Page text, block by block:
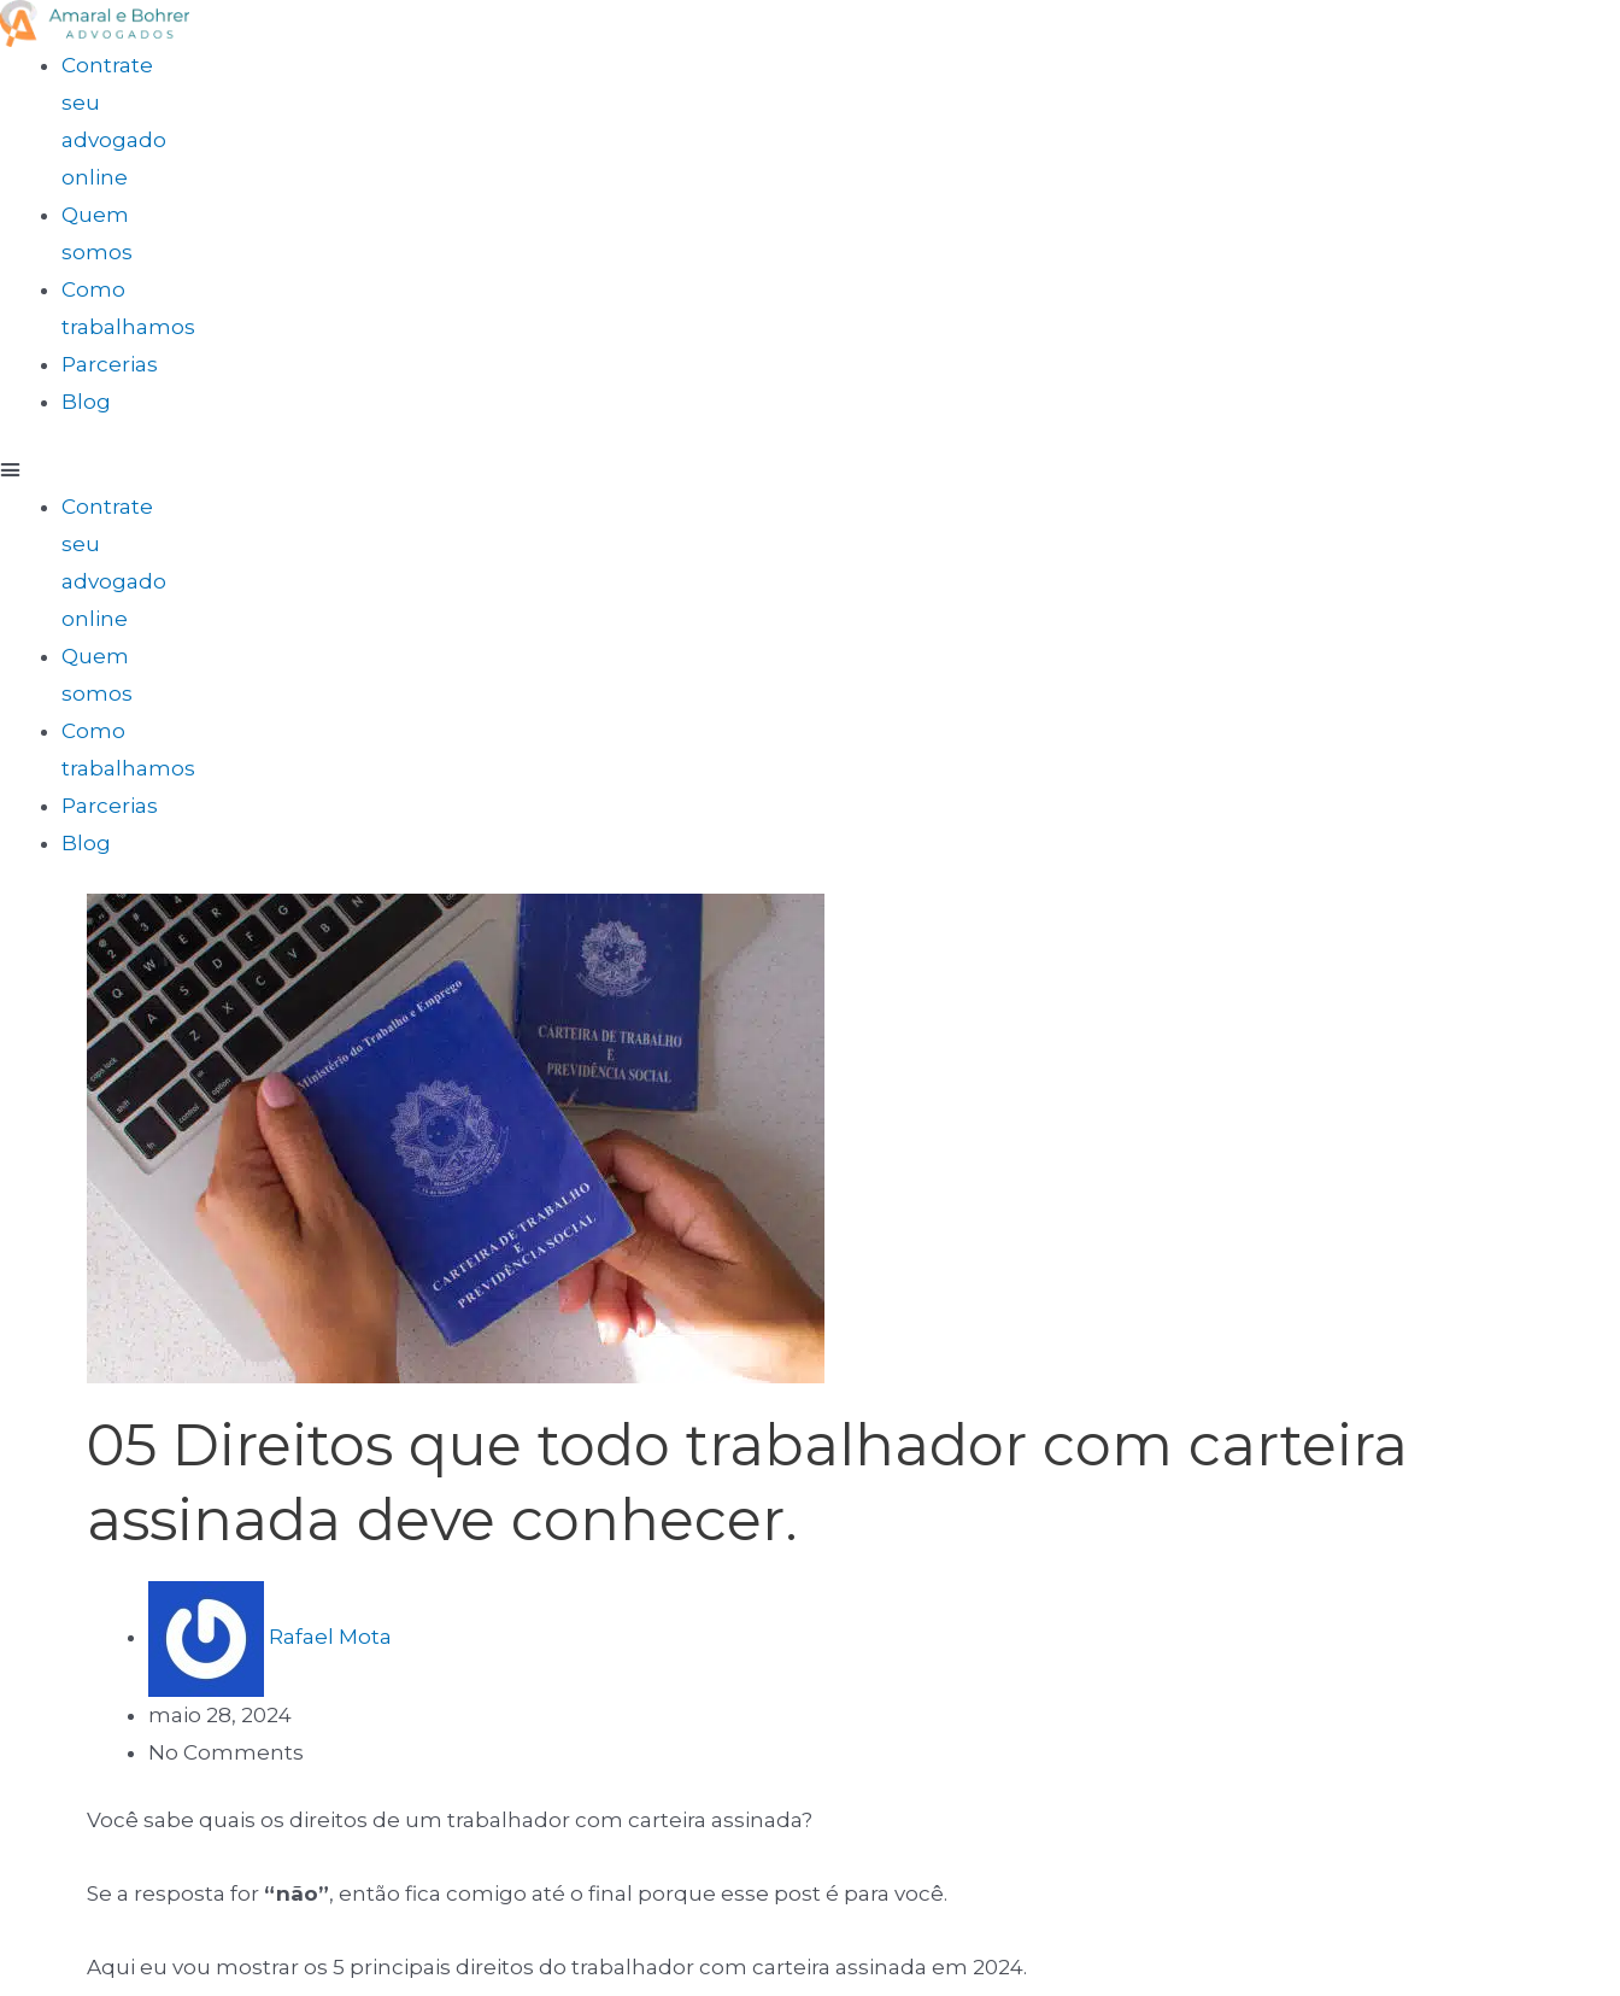
Contrate
seu
advogado
online
Quem
somos
Como
trabalhamos
Parcerias
Blog
Contrate
seu
advogado
online
Quem
somos
Como
trabalhamos
Parcerias
Blog
05 Direitos que todo trabalhador com carteira
assinada deve conhecer.
Rafael Mota
maio 28, 2024
No Comments
Você sabe quais os direitos de um trabalhador com carteira assinada?
Se a resposta for “não”, então fica comigo até o final porque esse post é para você.
Aqui eu vou mostrar os 5 principais direitos do trabalhador com carteira assinada em 2024.